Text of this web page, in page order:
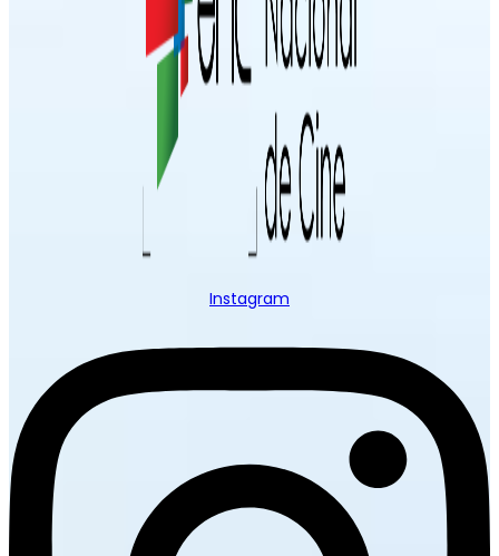
Instagram